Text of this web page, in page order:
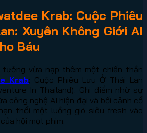
Krab: Cuộc Phiêu
Xuyên Không Giới AI
Báu
vừa nạp thêm một chiến thần
Krab: Cuộc Phiêu Lưu Ở Thái Lan
In Thailand). Ghi điểm nhờ sự
công nghệ AI hiện đại và bối cảnh cổ
thổi một luồng gió siêu fresh vào
hội mọt phim.